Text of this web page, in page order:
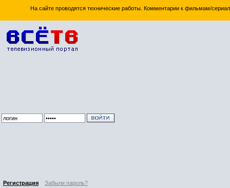
На сайте проводятся технические работы. Комментарии к фильмам/
Регистрация Забыли пароль?